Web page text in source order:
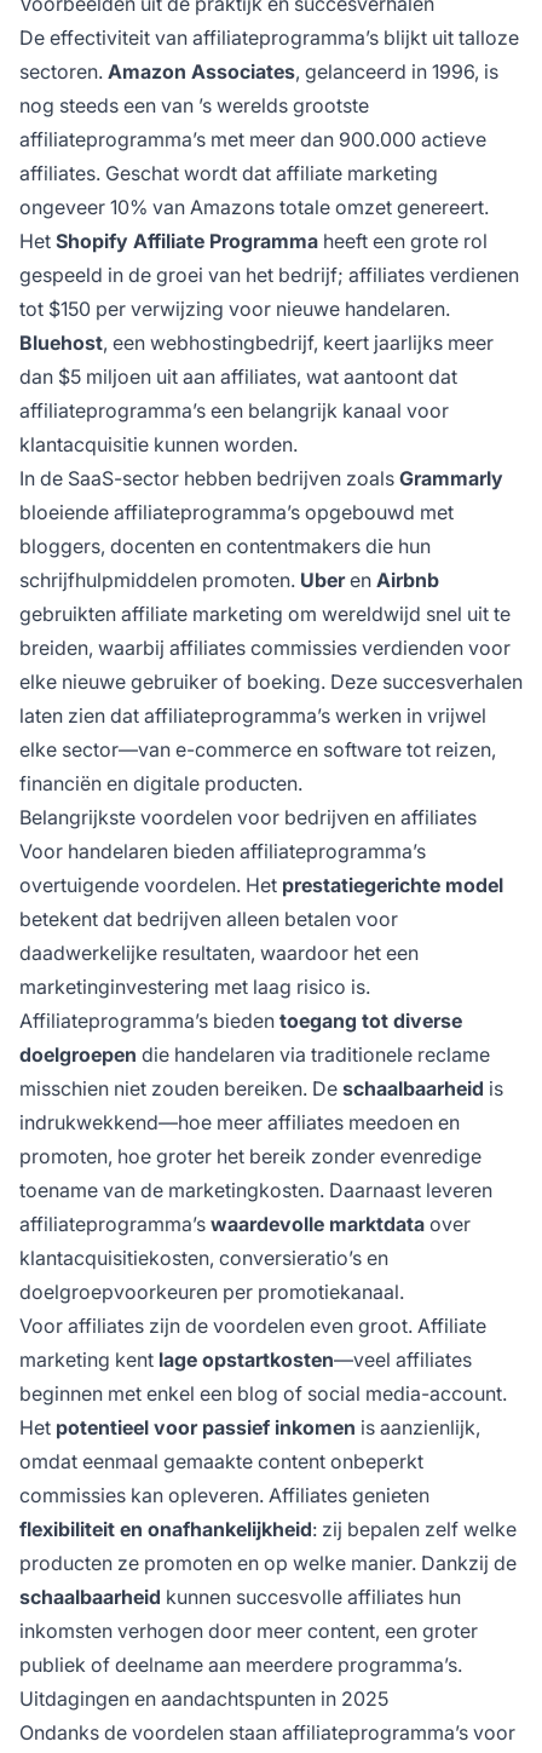
De effectiviteit van affiliateprogramma’s blijkt uit talloze
sectoren. Amazon Associates, gelanceerd in 1996, is
nog steeds een van ’s werelds grootste
affiliateprogramma’s met meer dan 900.000 actieve
affiliates. Geschat wordt dat affiliate marketing
ongeveer 10% van Amazons totale omzet genereert.
Het Shopify Affiliate Programma heeft een grote rol
gespeeld in de groei van het bedrijf; affiliates verdienen
tot $150 per verwijzing voor nieuwe handelaren.
Bluehost, een webhostingbedrijf, keert jaarlijks meer
dan $5 miljoen uit aan affiliates, wat aantoont dat
affiliateprogramma’s een belangrijk kanaal voor
klantacquisitie kunnen worden.
In de SaaS-sector hebben bedrijven zoals Grammarly
bloeiende affiliateprogramma’s opgebouwd met
bloggers, docenten en contentmakers die hun
schrijfhulpmiddelen promoten. Uberen Airbnb
gebruikten affiliate marketing om wereldwijd snel uit te
breiden, waarbij affiliates commissies verdienden voor
elke nieuwe gebruiker of boeking. Deze succesverhalen
laten zien dat affiliateprogramma’s werken in vrijwel
elke sector—van e-commerce en software tot reizen,
financiën en digitale producten.
Belangrijkste voordelen voor bedrijven en affiliates
Voor handelaren bieden affiliateprogramma’s
overtuigende voordelen. Het prestatiegerichte model
betekent dat bedrijven alleen betalen voor
daadwerkelijke resultaten, waardoor het een
marketinginvestering met laag risico is.
Affiliateprogramma’s bieden toegang tot diverse
doelgroepen die handelaren via traditionele reclame
misschien niet zouden bereiken. De schaalbaarheid is
indrukwekkend—hoe meer affiliates meedoen en
promoten, hoe groter het bereik zonder evenredige
toename van de marketingkosten. Daarnaast leveren
affiliateprogramma’s waardevolle marktdata over
klantacquisitiekosten, conversieratio’s en
doelgroepvoorkeuren per promotiekanaal.
Voor affiliates zijn de voordelen even groot. Affiliate
marketing kent lage opstartkosten—veel affiliates
beginnen met enkel een blog of social media-account.
Het potentieel voor passief inkomen is aanzienlijk,
omdat eenmaal gemaakte content onbeperkt
commissies kan opleveren. Affiliates genieten
flexibiliteit en onafhankelijkheid: zij bepalen zelf welke
producten ze promoten en op welke manier. Dankzij de
schaalbaarheid kunnen succesvolle affiliates hun
inkomsten verhogen door meer content, een groter
publiek of deelname aan meerdere programma’s.
Uitdagingen en aandachtspunten in 2025
Ondanks de voordelen staan affiliateprogramma’s voor